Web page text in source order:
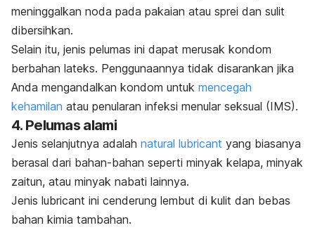
meninggalkan noda pada pakaian atau sprei dan sulit
dibersihkan.
Selain itu, jenis pelumas ini dapat merusak kondom
berbahan lateks. Penggunaannya tidak disarankan jika
Anda mengandalkan kondom untuk mencegah
kehamilan atau penularan infeksi menular seksual (IMS).
4. Pelumas alami
Jenis selanjutnya adalah natural lubricant yang biasanya
berasal dari bahan-bahan seperti minyak kelapa, minyak
zaitun, atau minyak nabati lainnya.
Jenis lubricant ini cenderung lembut di kulit dan bebas
bahan kimia tambahan.